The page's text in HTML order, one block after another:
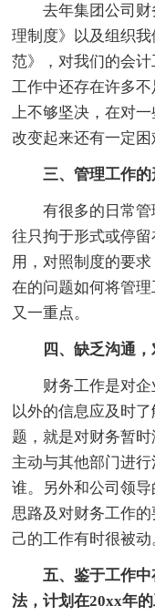
去年集团公司财
理制度》以及组织
范》，对我们的会
工作中还存在许多
上不够坚决，在对
改变起来还有一定困
三、管理工作的
有很多的日常管
往只拘于形式或停
用，对照制度的要
在的问题如何将管
又一重点。
四、缺乏沟通，
财务工作是对企
以外的信息应及时
题，就是对财务暂
主动与其他部门进
谁。另外和公司领
思路及对财务工作
己的工作有时很被动
五、鉴于工作中
法，计划在20xx年